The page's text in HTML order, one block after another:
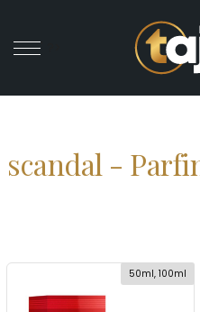
scandal -
50ml, 100ml